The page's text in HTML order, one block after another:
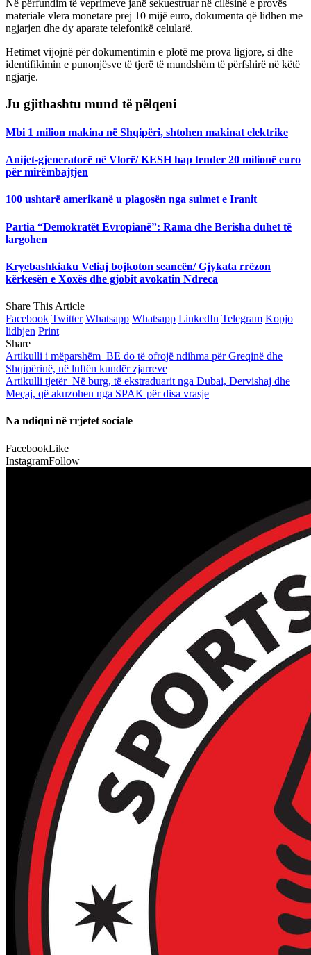
Në përfundim të veprimeve janë sekuestruar në cilësinë e provës
materiale vlera monetare prej 10 mijë euro, dokumenta që lidhen me
ngjarjen dhe dy aparate telefonikë celularë.
Hetimet vijojnë për dokumentimin e plotë me prova ligjore, si dhe
identifikimin e punonjësve të tjerë të mundshëm të përfshirë në këtë
ngjarje.
Ju gjithashtu mund të pëlqeni
Mbi 1 milion makina në Shqipëri, shtohen makinat elektrike
Anijet-gjeneratorë në Vlorë/ KESH hap tender 20 milionë euro
për mirëmbajtjen
100 ushtarë amerikanë u plagosën nga sulmet e Iranit
Partia “Demokratët Evropianë”: Rama dhe Berisha duhet të
largohen
Kryebashkiaku Veliaj bojkoton seancën/ Gjykata rrëzon
kërkesën e Xoxës dhe gjobit avokatin Ndreca
Share This Article
Facebook Twitter Whatsapp Whatsapp LinkedIn Telegram Kopjo
lidhjen Print
Share
Artikulli i mëparshëm BE do të ofrojë ndihma për Greqinë dhe
Shqipërinë, në luftën kundër zjarreve
Artikulli tjetër Në burg, të ekstraduarit nga Dubai, Dervishaj dhe
Meçaj, që akuzohen nga SPAK për disa vrasje
Na ndiqni në rrjetet sociale
FacebookLike
InstagramFollow